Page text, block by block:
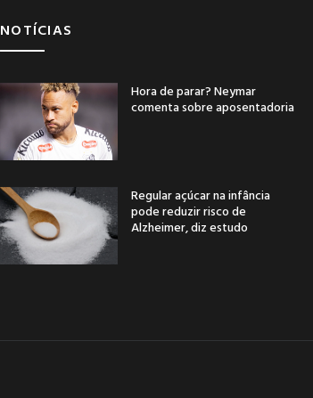
NOTÍCIAS
Hora de parar? Neymar
comenta sobre aposentadoria
Regular açúcar na infância
pode reduzir risco de
Alzheimer, diz estudo